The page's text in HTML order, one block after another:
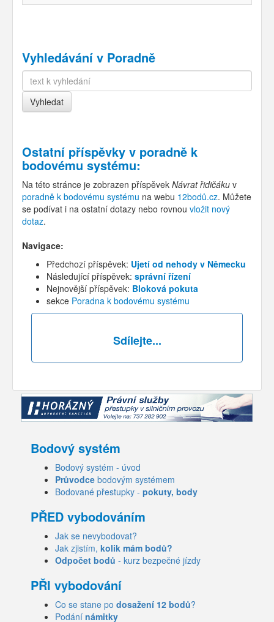
Vyhledávání v Poradně
Ostatní příspěvky v poradně k
bodovému systému:
Na této stránce je zobrazen příspěvek Návrat řidičáku v
poradně k bodovému systému na webu 12bodů.cz. Můžete
se podívat i na ostatní dotazy nebo rovnou vložit nový
dotaz.
Navigace:
Předchozí příspěvek: Ujetí od nehody v Německu
Následující příspěvek: správní řízení
Nejnovější příspěvek: Bloková pokuta
sekce Poradna k bodovému systému
Sdílejte...
Bodový systém
Bodový systém - úvod
Průvodce bodovým systémem
Bodované přestupky - pokuty, body
PŘED vybodováním
Jak se nevybodovat?
Jak zjistím, kolik mám bodů?
Odpočet bodů - kurz bezpečné jízdy
PŘI vybodování
Co se stane po dosažení 12 bodů?
Podání námitky